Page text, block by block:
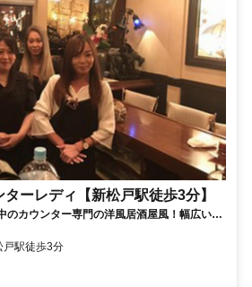
ーレディ【新松戸駅徒歩3分】
のカウンター専門の洋風居酒屋風！幅広い年
の料理が大人気！ちょっとした軽食や小腹を
がメインです。ママを中心に女性だけでや
ですよ！アットホームな雰囲気なので、ど
。
新松戸駅徒歩3分